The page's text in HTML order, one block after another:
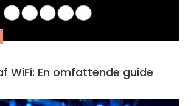
WiFi: En omfattende guide